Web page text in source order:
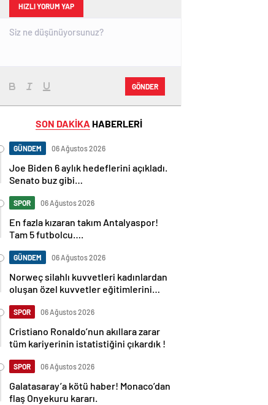
HIZLI YORUM YAP
GÖNDER
SON DAKİKA HABERLERİ
GÜNDEM 06 Ağustos 2026
Joe Biden 6 aylık hedeflerini açıkladı.
Senato buz gibi…
SPOR 06 Ağustos 2026
En fazla kızaran takım Antalyaspor!
Tam 5 futbolcu….
GÜNDEM 06 Ağustos 2026
Norweç silahlı kuvvetleri kadınlardan
oluşan özel kuvvetler eğitimlerini
SPOR 06 Ağustos 2026
Cristiano Ronaldo’nun akıllara zarar
tüm kariyerinin istatistiğini çıkardık !
SPOR 06 Ağustos 2026
Galatasaray’a kötü haber! Monaco’dan
flaş Onyekuru kararı.